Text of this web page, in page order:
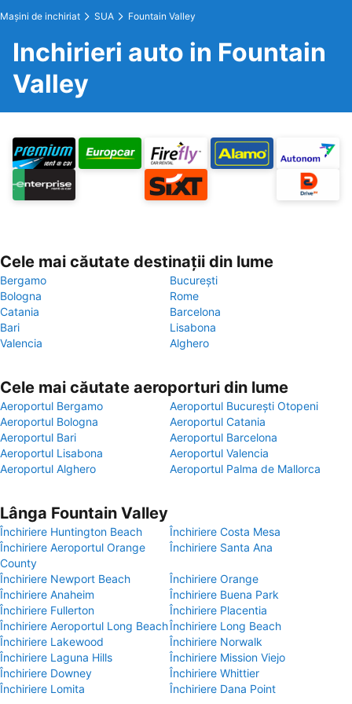
Maşini de inchiriat SUA Fountain Valley
Inchirieri auto in Fountain
Valley
Cele mai căutate destinații din lume
Bergamo
București
Bologna
Rome
Catania
Barcelona
Bari
Lisabona
Valencia
Alghero
Cele mai căutate aeroporturi din lume
Aeroportul Bergamo
Aeroportul București Otopeni
Aeroportul Bologna
Aeroportul Catania
Aeroportul Bari
Aeroportul Barcelona
Aeroportul Lisabona
Aeroportul Valencia
Aeroportul Alghero
Aeroportul Palma de Mallorca
Lânga Fountain Valley
Închiriere Huntington Beach
Închiriere Costa Mesa
Închiriere Aeroportul Orange
County
Închiriere Santa Ana
Închiriere Newport Beach
Închiriere Orange
Închiriere Anaheim
Închiriere Buena Park
Închiriere Fullerton
Închiriere Placentia
Închiriere Aeroportul Long BeachÎnchiriere Long Beach
Închiriere Lakewood
Închiriere Norwalk
Închiriere Laguna Hills
Închiriere Mission Viejo
Închiriere Downey
Închiriere Whittier
Închiriere Lomita
Închiriere Dana Point